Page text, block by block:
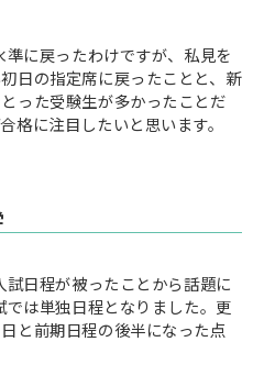
に戻ったわけですが、私見を
日の指定席に戻ったことと、新
った受験生が多かったことだ
格に注目したいと思います。
日程が被ったことから話題に
は単独日程となりました。更
と前期日程の後半になった点